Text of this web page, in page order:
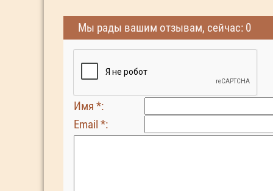
Мы рады вашим отзывам, сейчас: 0
Имя *:
Email *: